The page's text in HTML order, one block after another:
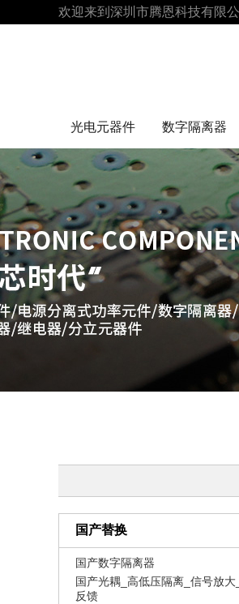
欢迎来到深圳市腾恩科技有限
光电元器件 数字隔离器
国产替换
国产数字隔离器
国产光耦_高低压隔离_信号放大
反馈